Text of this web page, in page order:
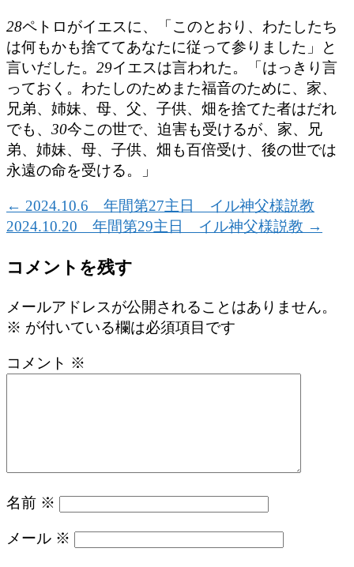
28ペトロがイエスに、「このとおり、わたしたち
は何もかも捨ててあなたに従って参りました」と
言いだした。 29イエスは言われた。「はっきり言
っておく。わたしのためまた福音のために、家、
兄弟、姉妹、母、父、子供、畑を捨てた者はだれ
でも、 30今この世で、迫害も受けるが、家、兄
弟、姉妹、母、子供、畑も百倍受け、後の世では
永遠の命を受ける。」
← 2024.10.6 年間第27主日 イル神父様説教
2024.10.20 年間第29主日 イル神父様説教 →
コメントを残す
メールアドレスが公開されることはありません。
※ が付いている欄は必須項目です
コメント ※
名前 ※
メール ※